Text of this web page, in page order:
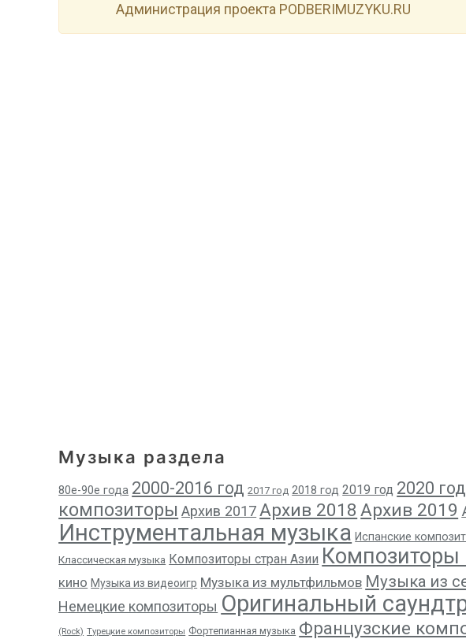
Администрация проекта PODBERIMUZYKU.RU
Музыка раздела
80е-90е года 2000-2016 год 2017 год 2018 год 2019 год 2020 год
композиторы Архив 2017Архив 2018 Архив 2019
Инструментальная музыка Испанские
Классическая музыка Композиторы стран Азии Композиторы
кино Музыка из видеоигр Музыка из мультфильмов Музыка из
Немецкие композиторы Оригинальный
(Rock) Турецкие композиторы Фортепианная музыка Французские